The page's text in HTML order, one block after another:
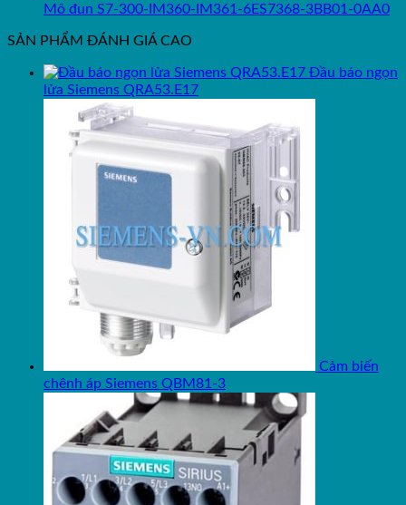
Mô đun S7-300-IM360-IM361-6ES7368-3BB01-0AA0
SẢN PHẨM ĐÁNH GIÁ CAO
Đầu báo ngọn
lửa Siemens QRA53.E17
Cảm biến
chênh áp Siemens QBM81-3